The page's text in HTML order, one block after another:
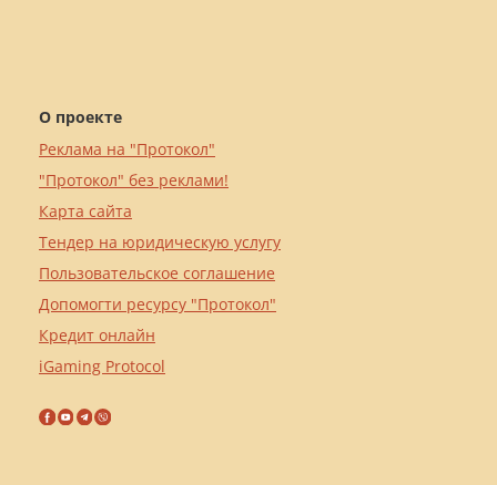
О проекте
Реклама на "Протокол"
"Протокол" без реклами!
Карта сайта
Тендер на юридическую услугу
Пользовательское соглашение
Допомогти ресурсу "Протокол"
Кредит онлайн
iGaming Protocol